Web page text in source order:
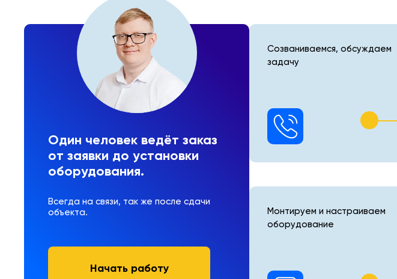
Один человек ведёт заказ
от заявки до установки
оборудования.
Всегда на связи, так же после сдачи
объекта.
Начать работу
Созваниваемся, обсуждаем
задачу
Монтируем и настраиваем
оборудование